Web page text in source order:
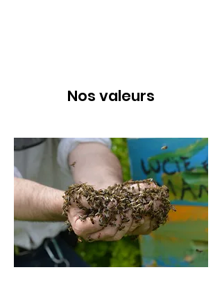
Nos valeurs